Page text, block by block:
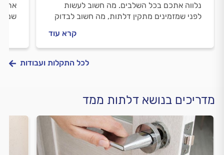
נלווה אתכם בכל השלבים. מה חשוב לעשות
לפני שמזמינים מתקין דלתות, מה חשוב לבדוק
קרא עוד
לכל התקלות ועבודות
מדריכים בנושא דלתות ממד